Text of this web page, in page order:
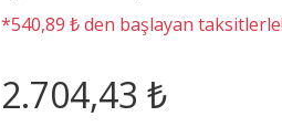
*540,89 ₺ den başlayan
2.704,43 ₺